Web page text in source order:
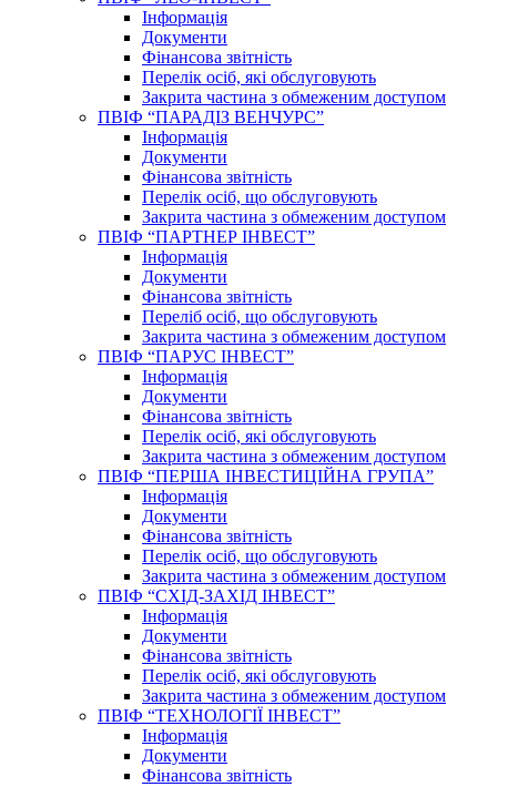
Інформація
Документи
Фінансова звітність
Перелік осіб, які обслуговують
Закрита частина з обмеженим доступом
ПВІФ “ПАРАДІЗ ВЕНЧУРС”
Інформація
Документи
Фінансова звітність
Перелік осіб, що обслуговують
Закрита частина з обмеженим доступом
ПВІФ “ПАРТНЕР ІНВЕСТ”
Інформація
Документи
Фінансова звітність
Переліб осіб, що обслуговують
Закрита частина з обмеженим доступом
ПВІФ “ПАРУС ІНВЕСТ”
Інформація
Документи
Фінансова звітність
Перелік осіб, які обслуговують
Закрита частина з обмеженим доступом
ПВІФ “ПЕРША ІНВЕСТИЦІЙНА ГРУПА”
Інформація
Документи
Фінансова звітність
Перелік осіб, що обслуговують
Закрита частина з обмеженим доступом
ПВІФ “СХІД-ЗАХІД ІНВЕСТ”
Інформація
Документи
Фінансова звітність
Перелік осіб, які обслуговують
Закрита частина з обмеженим доступом
ПВІФ “ТЕХНОЛОГІЇ ІНВЕСТ”
Інформація
Документи
Фінансова звітність